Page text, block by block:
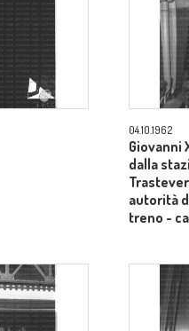
04.10.1962
Giovanni
dalla
autorità
treno -